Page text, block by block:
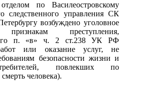
по Василеостровскому
следственного управления СК
возбуждено уголовное
преступления,
п. «в» ч. 2 ст.238 УК РФ
или оказание услуг, не
безопасности жизни и
повлекших по
человека).